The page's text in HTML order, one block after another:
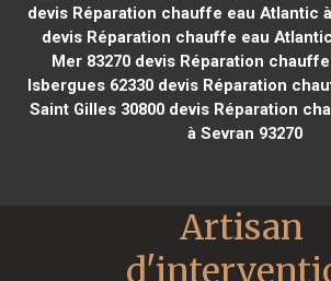
devis Réparation chauffe eau Atlantic
devis Réparation chauffe eau
Mer 83270devis Réparation
Isbergues 62330 devis Réparation
Saint Gilles 30800 devis Réparation
à Sevran 93270
Artisan